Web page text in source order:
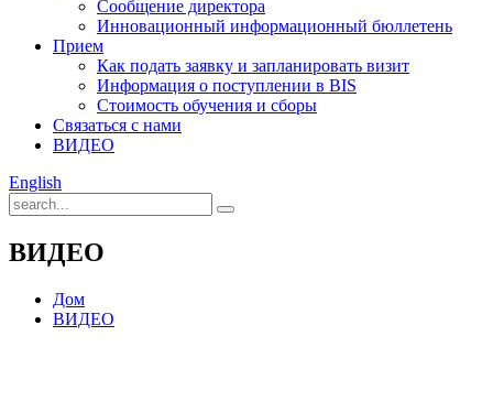
Сообщение директора
Инновационный информационный бюллетень
Прием
Как подать заявку и запланировать визит
Информация о поступлении в BIS
Стоимость обучения и сборы
Связаться с нами
ВИДЕО
English
ВИДЕО
Дом
ВИДЕО